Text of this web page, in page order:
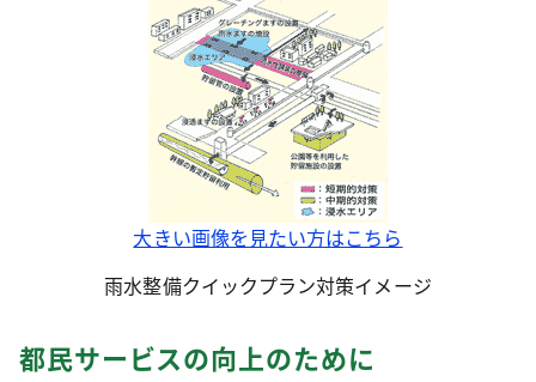
大きい画像を見たい方はこちら
雨水整備クイックプラン対策イメージ
都民サービスの向上のために